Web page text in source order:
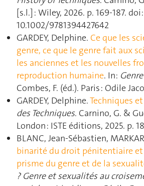
[s.l.] : Wiley, 2026. p. 169‑187. doi:
10.1002/9781394427642
GARDEY, Delphine. Ce que les
genre, ce que le genre fait aux
les anciennes et les nouvelles
reproduction humaine. In:
Combes, F. (éd.). Paris : Odile
GARDEY, Delphine.Techniques
des Techniques. Carnino, G. &
London : ISTE éditions, 2025. p.
BLANC, Jean-Sébastien,
binarité du droit pénitentiaire et
prisme du genre et de la
? Genre et sexualités au